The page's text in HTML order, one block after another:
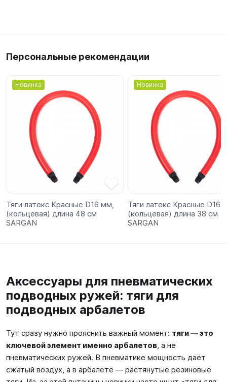
Персональные рекомендации
Новинка
Тяги латекс Красные D16 мм,
(кольцевая) длина 48 см
SARGAN
Новинка
Тяги латекс Красные D16
(кольцевая) длина 38 см
SARGAN
Аксессуары для пневматических
подводных ружей: тяги для
подводных арбалетов
Тут сразу нужно прояснить важный момент: тяги — это
ключевой элемент именно арбалетов, а не
пневматических ружей. В пневматике мощность даёт
сжатый воздух, а в арбалете — растянутые резиновые